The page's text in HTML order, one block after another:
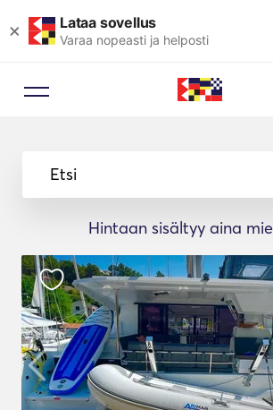
× Lataa sovellus
Varaa nopeasti ja helposti
Etsi
Hintaan sisältyy aina